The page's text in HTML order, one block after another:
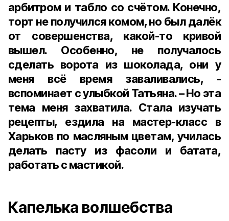
арбитром и табло со счётом. Конечно,
торт не получился комом, но был далёк
от совершенства, какой-то кривой
вышел. Особенно, не получалось
сделать ворота из шоколада, они у
меня всё время заваливались, -
вспоминает с улыбкой Татьяна. – Но эта
тема меня захватила. Стала изучать
рецепты, ездила на мастер-класс в
Харьков по масляным цветам, училась
делать пасту из фасоли и батата,
работать с мастикой.
Капелька волшебства